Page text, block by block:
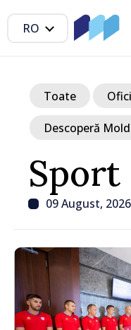
RO
Sport
09 August, 2026
Toate
Descoperă